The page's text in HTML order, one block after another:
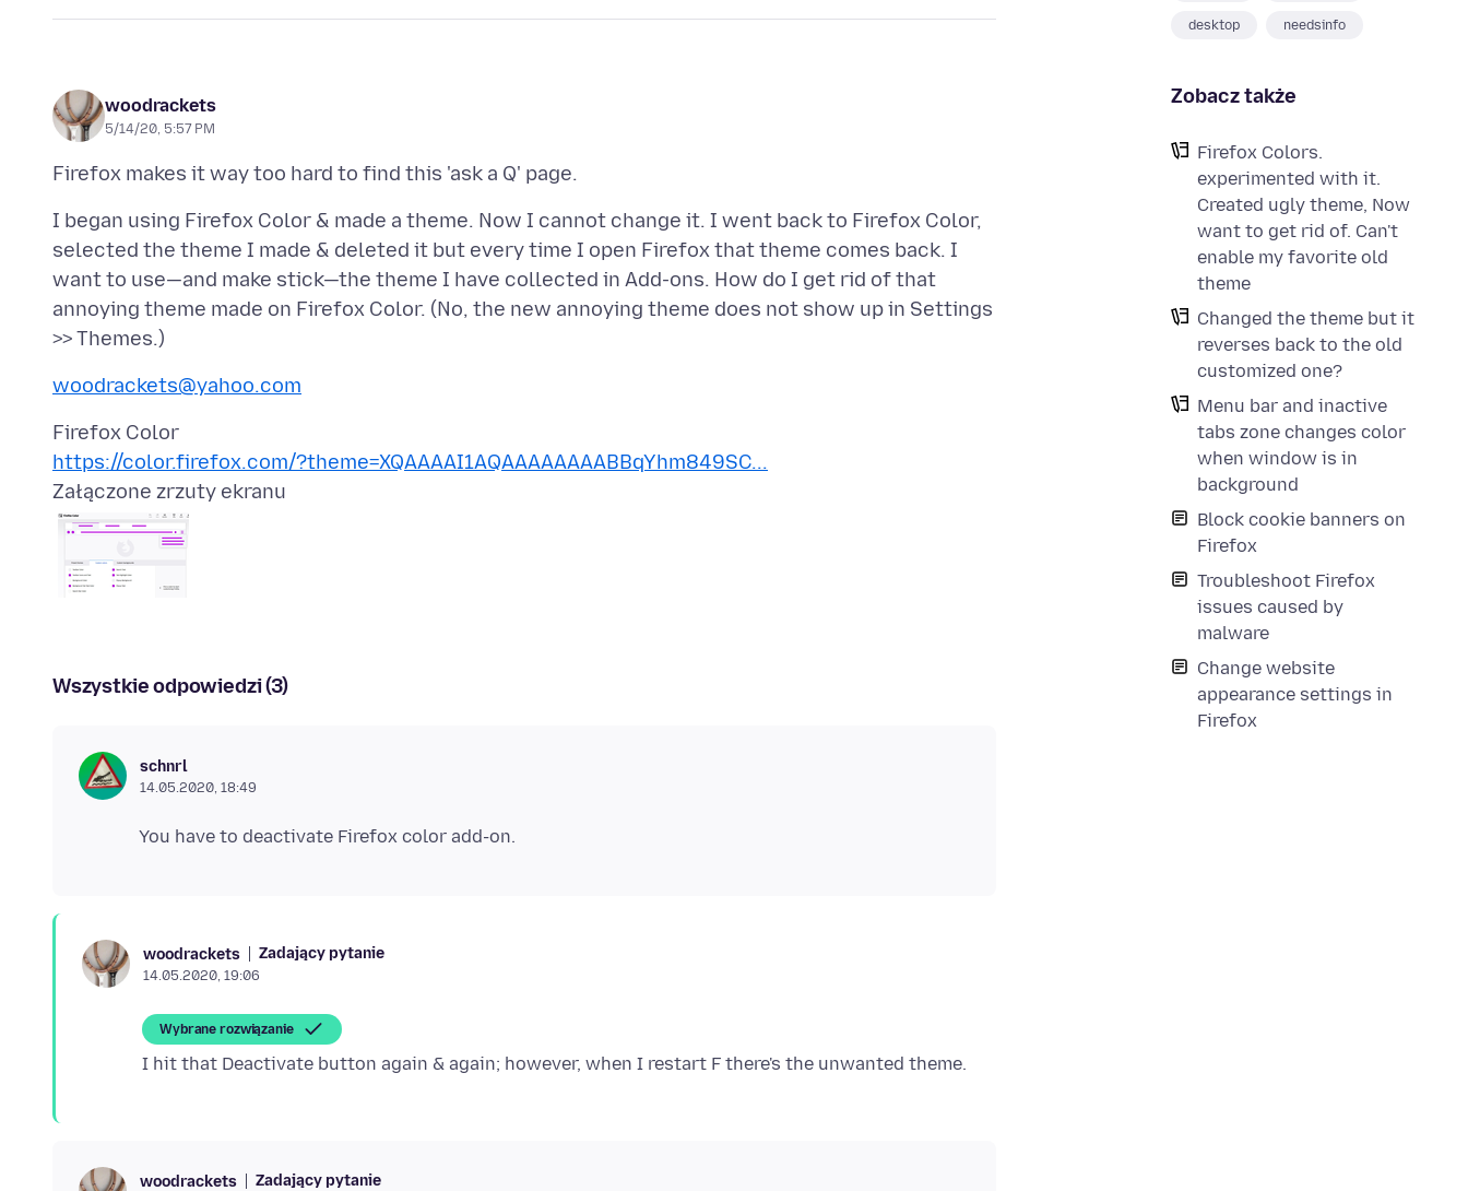
desktop needsinfo
Zobacz także
Firefox Colors.
experimented with it.
Created ugly theme, Now
want to get rid of. Can't
enable my favorite old
theme
Changed the theme but it
reverses back to the old
customized one?
Menu bar and inactive
tabs zone changes color
when window is in
background
Block cookie banners on
Firefox
Troubleshoot Firefox
issues caused by
malware
Change website
appearance settings in
Firefox
woodrackets
5/14/20, 5:57 PM
I began using Firefox Color & made a theme. Now I cannot change it. I went back to Firefox Color,
selected the theme I made & deleted it but every time I open Firefox that theme comes back. I
want to use—and make stick—the theme I have collected in Add-ons. How do I get rid of that
annoying theme made on Firefox Color. (No, the new annoying theme does not show up in Settings
woodrackets@yahoo.com
https://color.firefox.com/?theme=XQAAAAI1AQAAAAAAAABBqYhm849SC...
Załączone zrzuty ekranu
Wszystkie odpowiedzi (3)
schnrl
14.05.2020, 18:49
woodrackets Zadający pytanie
14.05.2020, 19:06
Wybrane rozwiązanie
woodrackets Zadający pytanie